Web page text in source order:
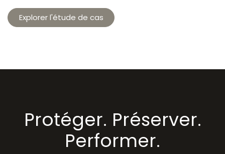
Explorer l'étude de cas
Protéger. Préserver.
Performer.